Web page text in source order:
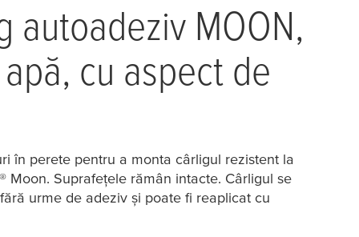
autoadeziv MOON,
cu aspect de
în perete pentru a monta cârligul rezistent la
® Moon. Suprafețele rămân intacte. Cârligul se
urme de adeziv și poate fi reaplicat cu